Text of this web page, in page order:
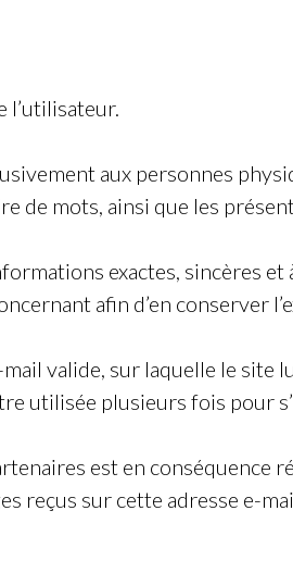
l’utilisateur.
aux personnes
de mots, ainsi que les
exactes, sincères
afin d’en conserver
valide, sur laquelle le site
utilisée plusieurs fois pour
est en conséquence
reçus sur cette adresse e-